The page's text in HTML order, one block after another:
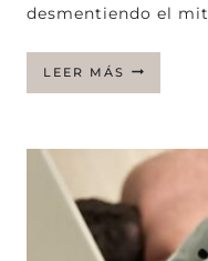
desmentiendo el
LEER MÁS LA
TU
PROPIA
TRIBU
DE
MADRES